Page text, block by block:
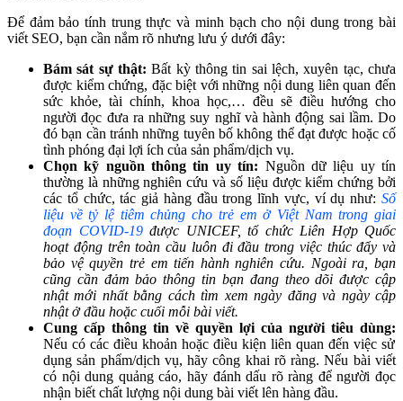
Để đảm bảo tính trung thực và minh bạch cho nội dung trong bài
viết SEO, bạn cần nắm rõ nhưng lưu ý dưới đây:
Bám sát sự thật:Bất kỳ thông tin sai lệch, xuyên tạc, chưa
được kiểm chứng, đặc biệt với những nội dung liên quan đến
sức khỏe, tài chính, khoa học,… đều sẽ điều hướng cho
người đọc đưa ra những suy nghĩ và hành động sai lầm. Do
đó bạn cần tránh những tuyên bố không thể đạt được hoặc cố
tình phóng đại lợi ích của sản phẩm/dịch vụ.
Chọn kỹ nguồn thông tin uy tín: Nguồn dữ liệu uy tín
thường là những nghiên cứu và số liệu được kiểm chứng bởi
các tổ chức, tác giả hàng đầu trong lĩnh vực, ví dụ như: Số
liệu về tỷ lệ tiêm chủng cho trẻ em ở Việt Nam trong giai
đoạn COVID-19được UNICEF, tổ chức Liên Hợp Quốc
hoạt động trên toàn cầu luôn đi đầu trong việc thúc đẩy và
bảo vệ quyền trẻ em tiến hành nghiên cứu. Ngoài ra, bạn
cũng cần đảm bảo thông tin bạn đang theo dõi được cập
nhật mới nhất bằng cách tìm xem ngày đăng và ngày cập
nhật ở đầu hoặc cuối mỗi bài viết.
Cung cấp thông tin về quyền lợi của người tiêu dùng:
Nếu có các điều khoản hoặc điều kiện liên quan đến việc sử
dụng sản phẩm/dịch vụ, hãy công khai rõ ràng. Nếu bài viết
có nội dung quảng cáo, hãy đánh dấu rõ ràng để người đọc
nhận biết chất lượng nội dung bài viết lên hàng đầu.